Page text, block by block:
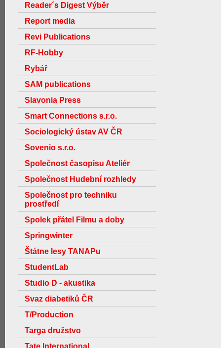
Reader´s Digest Výběr
Report media
Revi Publications
RF-Hobby
Rybář
SAM publications
Slavonia Press
Smart Connections s.r.o.
Sociologický ústav AV ČR
Sovenio s.r.o.
Společnost časopisu Ateliér
Společnost Hudební rozhledy
Společnost pro techniku
prostředí
Spolek přátel Filmu a doby
Springwinter
Štátne lesy TANAPu
StudentLab
Studio D - akustika
Svaz diabetiků ČR
T/Production
Targa družstvo
Tate International